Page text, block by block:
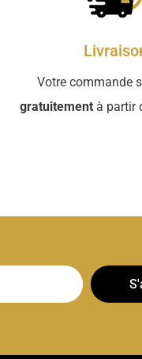
Votre commande
gratuitementà partir